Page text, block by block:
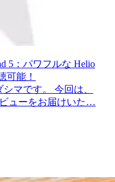
5：パワフルな Helio
可能！
マです。 今回は、
ューをお届けいた…